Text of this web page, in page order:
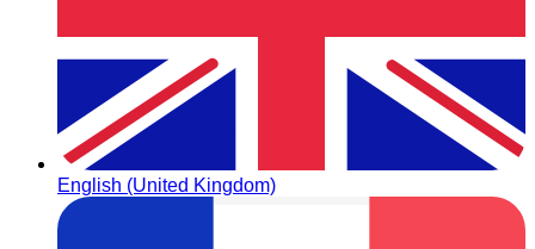
English (United Kingdom)